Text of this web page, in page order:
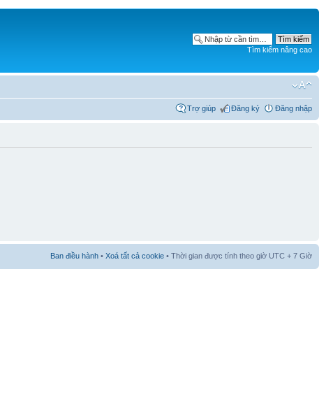
Tìm kiếm nâng cao
Trợ giúp Đăng ký Đăng nhập
Ban điều hành • Xoá tất cả cookie • Thời gian được tính theo giờ UTC + 7 Giờ